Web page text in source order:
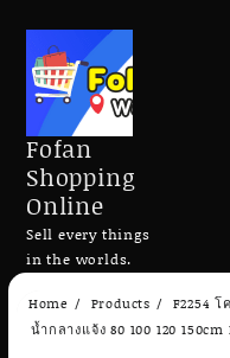
Skip
content
Fofan
Shopping
Online
Sell every things
in the worlds.
Home Products
F2254
น้ำกลางแจ้ง 80 100 120